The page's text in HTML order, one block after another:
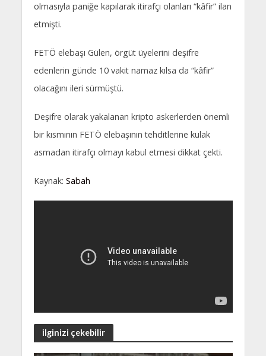
olmasıyla paniğe kapılarak itirafçı olanları “kâfir” ilan
etmişti.
FETÖ elebaşı Gülen, örgüt üyelerini deşifre
edenlerin günde 10 vakit namaz kılsa da “kâfir”
olacağını ileri sürmüştü.
Deşifre olarak yakalanan kripto askerlerden önemli
bir kısmının FETÖ elebaşının tehditlerine kulak
asmadan itirafçı olmayı kabul etmesi dikkat çekti.
Kaynak: Sabah
ilginizi çekebilir